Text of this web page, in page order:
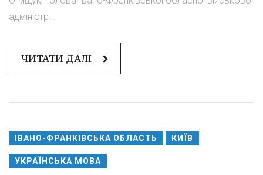
адміністр...
ЧИТАТИ ДАЛІ
ІВАНО-ФРАНКІВСЬКА ОБЛАСТЬ КИЇВ
УКРАЇНСЬКА МОВА